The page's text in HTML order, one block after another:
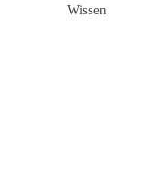
Wissen